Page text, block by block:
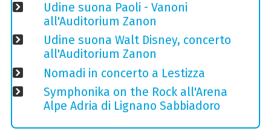
Udine suona Paoli - Vanoni
all'Auditorium Zanon
Udine suona Walt Disney, concerto
all'Auditorium Zanon
Nomadi in concerto a Lestizza
Symphonika on the Rock all'Arena
Alpe Adria di Lignano Sabbiadoro